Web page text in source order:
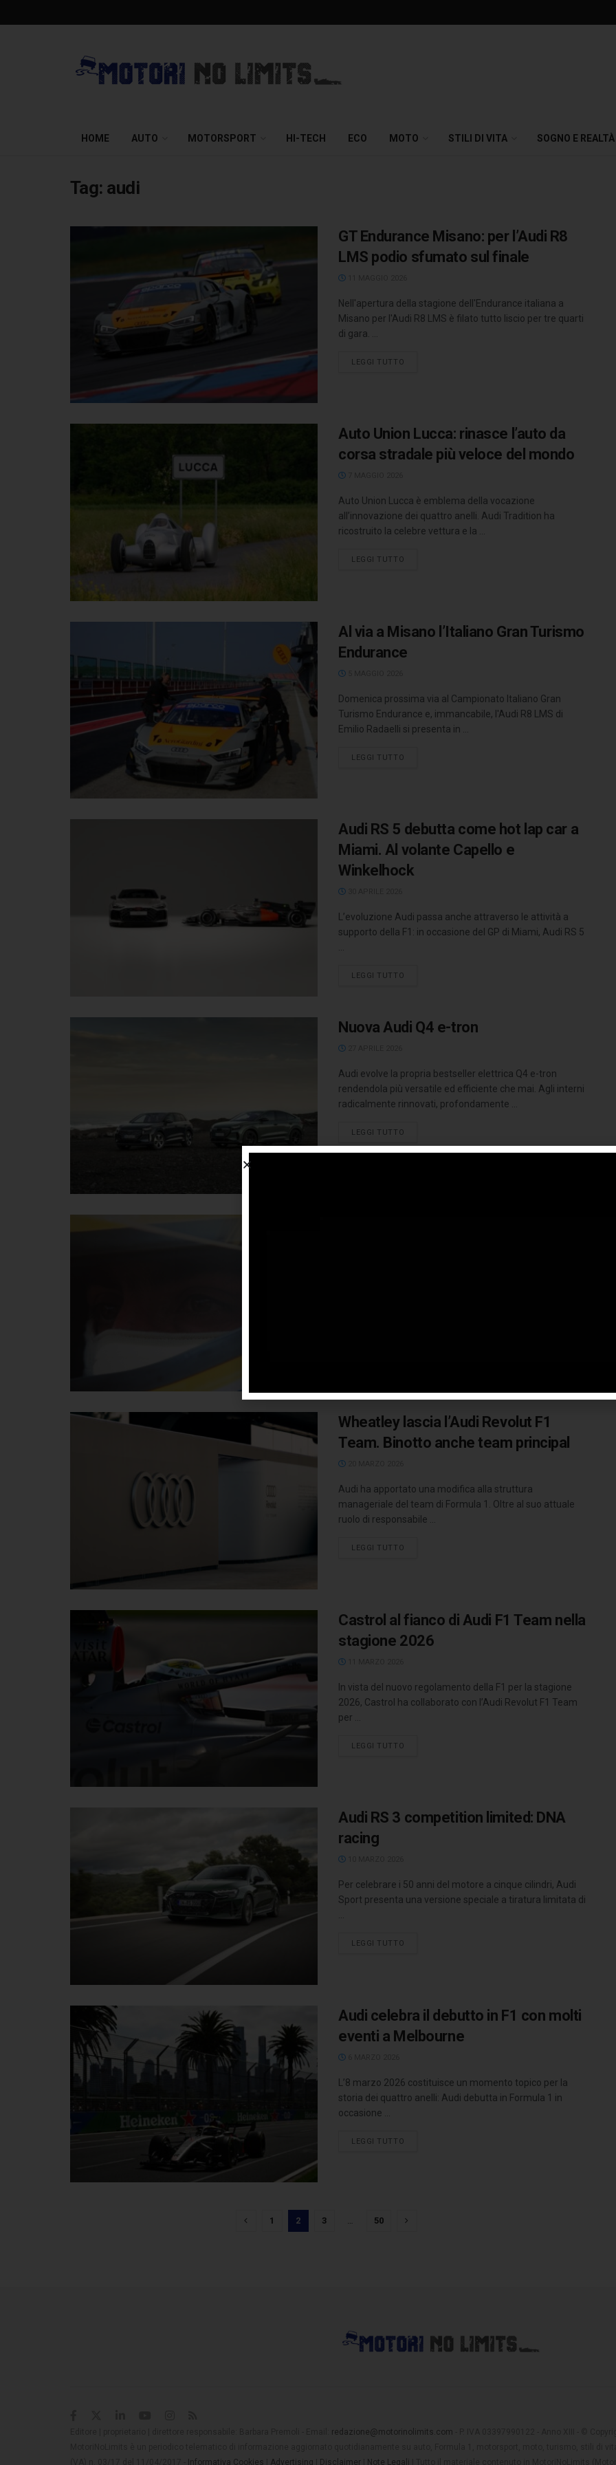
HOME AUTO MOTORSPORT HI-TECH ECO MOTO STILI DI VITA SOGNO E REALTÀ
Tag: audi
GT Endurance Misano: per l’Audi R8
LMS podio sfumato sul finale
Nell'apertura della stagione dell'Endurance italiana a
Misano per l'Audi R8 LMS è filato tutto liscio per tre quarti
di gara. ...
LEGGI TUTTO
Auto Union Lucca: rinasce l’auto da
corsa stradale più veloce del mondo
Auto Union Lucca è emblema della vocazione
all’innovazione dei quattro anelli. Audi Tradition ha
ricostruito la celebre vettura e la ...
LEGGI TUTTO
Al via a Misano l’Italiano Gran Turismo
Endurance
Domenica prossima via al Campionato Italiano Gran
Turismo Endurance e, immancabile, l'Audi R8 LMS di
Emilio Radaelli si presenta in ...
LEGGI TUTTO
Audi RS 5 debutta come hot lap car a
Miami. Al volante Capello e
Winkelhock
L’evoluzione Audi passa anche attraverso le attività a
supporto della F1: in occasione del GP di Miami, Audi RS 5
LEGGI TUTTO
Nuova Audi Q4 e-tron
Audi evolve la propria bestseller elettrica Q4 e-tron
rendendola più versatile ed efficiente che mai. Agli interni
radicalmente rinnovati, profondamente ...
LEGGI TUTTO
Wheatley lascia l’Audi Revolut F1
Team. Binotto anche team principal
Audi ha apportato una modifica alla struttura
manageriale del team di Formula 1. Oltre al suo attuale
ruolo di responsabile ...
LEGGI TUTTO
Castrol al fianco di Audi F1 Team nella
stagione 2026
In vista del nuovo regolamento della F1 per la stagione
2026, Castrol ha collaborato con l’Audi Revolut F1 Team
per ...
LEGGI TUTTO
Audi RS 3 competition limited: DNA
racing
Per celebrare i 50 anni del motore a cinque cilindri, Audi
Sport presenta una versione speciale a tiratura limitata di
LEGGI TUTTO
Audi celebra il debutto in F1 con molti
eventi a Melbourne
L’8 marzo 2026 costituisce un momento topico per la
storia dei quattro anelli: Audi debutta in Formula 1 in
occasione ...
LEGGI TUTTO
1 2 3 50
redazione@motorinolimits.com
Informativa Cookies Advertising Disclaimer Note Legali